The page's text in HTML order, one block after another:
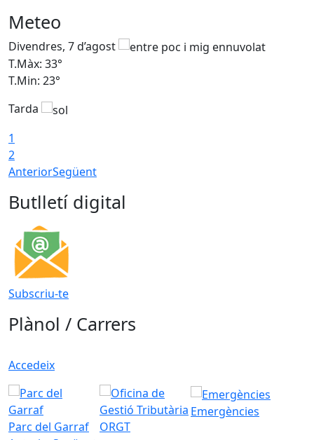
Meteo
Divendres, 7 d’agost
T.Màx: 33°
T.Min: 23°
Tarda
1
2
AnteriorSegüent
Butlletí digital
Subscriu-te
Plànol / Carrers
Accedeix
Parc del Garraf ORGT
Emergències